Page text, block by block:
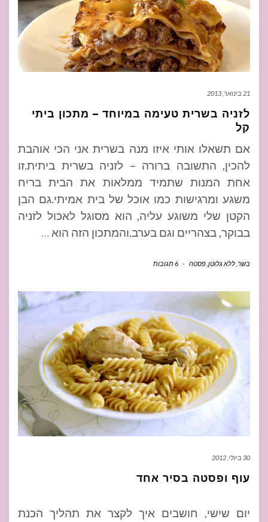
21 בינואר, 2013
לזניה בשרית טעימה במיוחד – מתכון ביתי
קל
אם תשאלו אותי איזו מנה בשרית אני הכי אוהבת
להכין, התשובה ברורה – לזניה בשרית ביתית.זו
אחת המנות שתמיד ממלאות את הבית בריח
משגע ומרגישות כמו אוכל של בית אמיתי.גם הבן
הקטן שלי משוגע עליה, הוא מסוגל לאכול לזניה
בבוקר, בצהריים וגם בערב.והמתכון הזה הוא …
בשר ללא גלוטן פסטה - 6 תגובות
30 ביולי, 2012
עוף ופסטה בסיר אחד
יום שישי, חושבים איך לקצר את תהליך הכנת